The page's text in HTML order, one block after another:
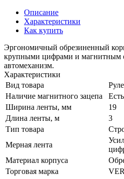
Описание
Характеристики
Как купить
Эргономичный обрезиненный
крупными цифрами и магнитным
автомеханизм.
Характеристики
Вид товара
Наличие магнитного зацепа
Есть
Ширина ленты, мм
19
Длина ленты, м
3
Тип товара
Мерная лента
Материал корпуса
Торговая марка